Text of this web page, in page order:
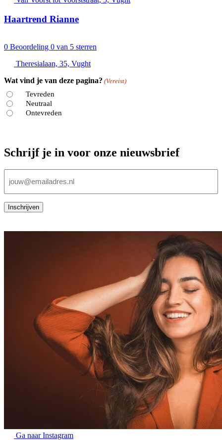
Haartrend Rianne
0 Beoordeling 0 van 5 sterren
Theresialaan, 35, Vught
Wat vind je van deze pagina? (Vereist)
Tevreden
Neutraal
Ontevreden
Schrijf je in voor onze nieuwsbrief
mailadres
Inschrijven
Ga naar Instagram